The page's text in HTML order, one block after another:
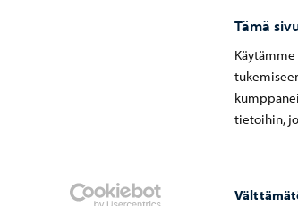
Tämä
tietoihin,
Neuvonta ja palaute